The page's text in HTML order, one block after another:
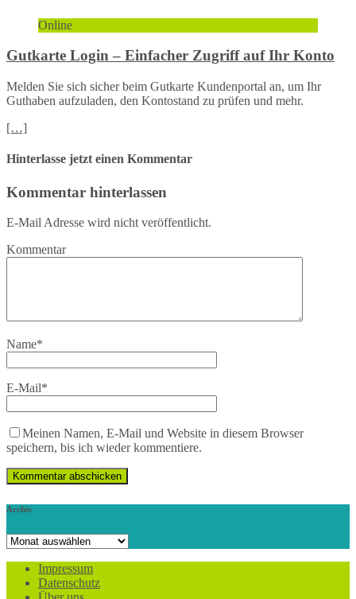
Online
Gutkarte Login – Einfacher Zugriff auf Ihr Konto
Melden Sie sich sicher beim Gutkarte Kundenportal an, um Ihr
Guthaben aufzuladen, den Kontostand zu prüfen und mehr.
[…]
Hinterlasse jetzt einen Kommentar
Kommentar hinterlassen
E-Mail Adresse wird nicht veröffentlicht.
Kommentar
Name*
E-Mail*
Meinen Namen, E-Mail und Website in diesem Browser
speichern, bis ich wieder kommentiere.
Archiv
Archiv
Impressum
Datenschutz